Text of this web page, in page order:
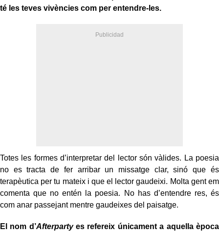
té les teves vivències com per entendre-les.
Totes les formes d’interpretar del lector són vàlides. La poesia
no es tracta de fer arribar un missatge clar, sinó que és
terapèutica per tu mateix i que el lector gaudeixi. Molta gent em
comenta que no entén la poesia. No has d’entendre res, és
com anar passejant mentre gaudeixes del paisatge.
El nom d’Afterpartyes refereix únicament a aquella època